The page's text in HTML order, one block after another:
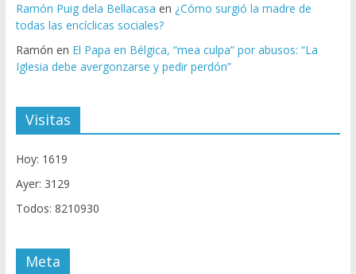
Ramón Puig dela Bellacasa en ¿Cómo surgió la madre de
todas las encíclicas sociales?
Ramón en El Papa en Bélgica, “mea culpa” por abusos: “La
Iglesia debe avergonzarse y pedir perdón”
Visitas
Hoy: 1619
Ayer: 3129
Todos: 8210930
Meta